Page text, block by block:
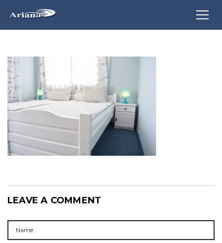
LEAVE A COMMENT